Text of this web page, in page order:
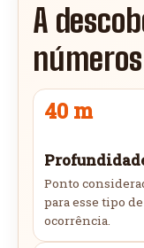
A
números
40 m
Ponto
para esse tipo de
ocorrência.